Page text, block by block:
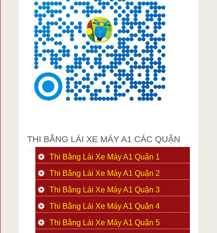
THI BẰNG LÁI XE MÁY A1 CÁC QUẬN
Thi Bằng Lái Xe Máy A1 Quận 1
Thi Bằng Lái Xe Máy A1 Quận 2
Thi Bằng Lái Xe Máy A1 Quận 3
Thi Bằng Lái Xe Máy A1 Quận 4
Thi Bằng Lái Xe Máy A1 Quận 5